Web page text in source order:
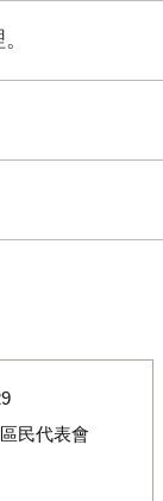
民代表會